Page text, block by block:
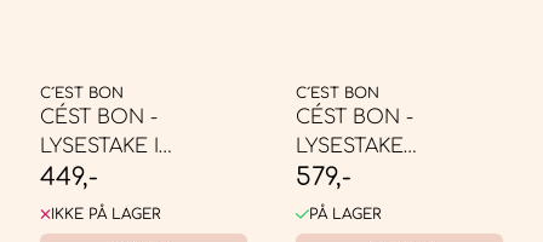
C´EST BON
CÉST BON -
LYSESTAKE I
FERSKEN/GUL/KLAR
OMBRE
449,-
IKKE PÅ LAGER
C´EST BON
CÉST BON -
LYSESTAKE
LYSEBRUN/MINT
579,-
PÅ LAGER